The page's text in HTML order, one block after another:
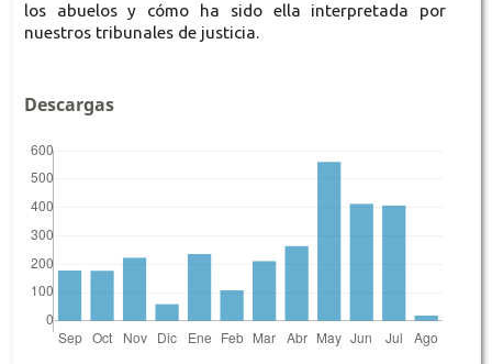
los abuelos y cómo ha sido ella interpretada por
nuestros tribunales de justicia.
Descargas